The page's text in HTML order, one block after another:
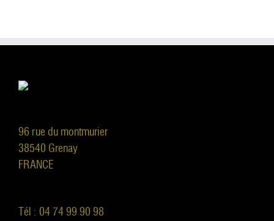
96 rue du montmurier
38540 Grenay
FRANCE
Tél : 04 74 99 90 98